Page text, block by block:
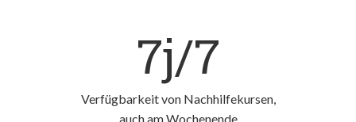
7j/7
Verfügbarkeit von Nachhilfekursen,
auch am Wochenende